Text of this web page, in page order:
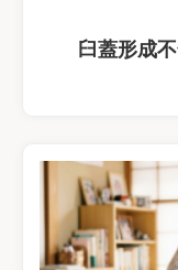
臼蓋形成